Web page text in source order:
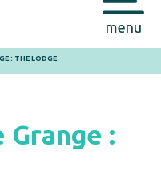
menu
: THE LODGE
: